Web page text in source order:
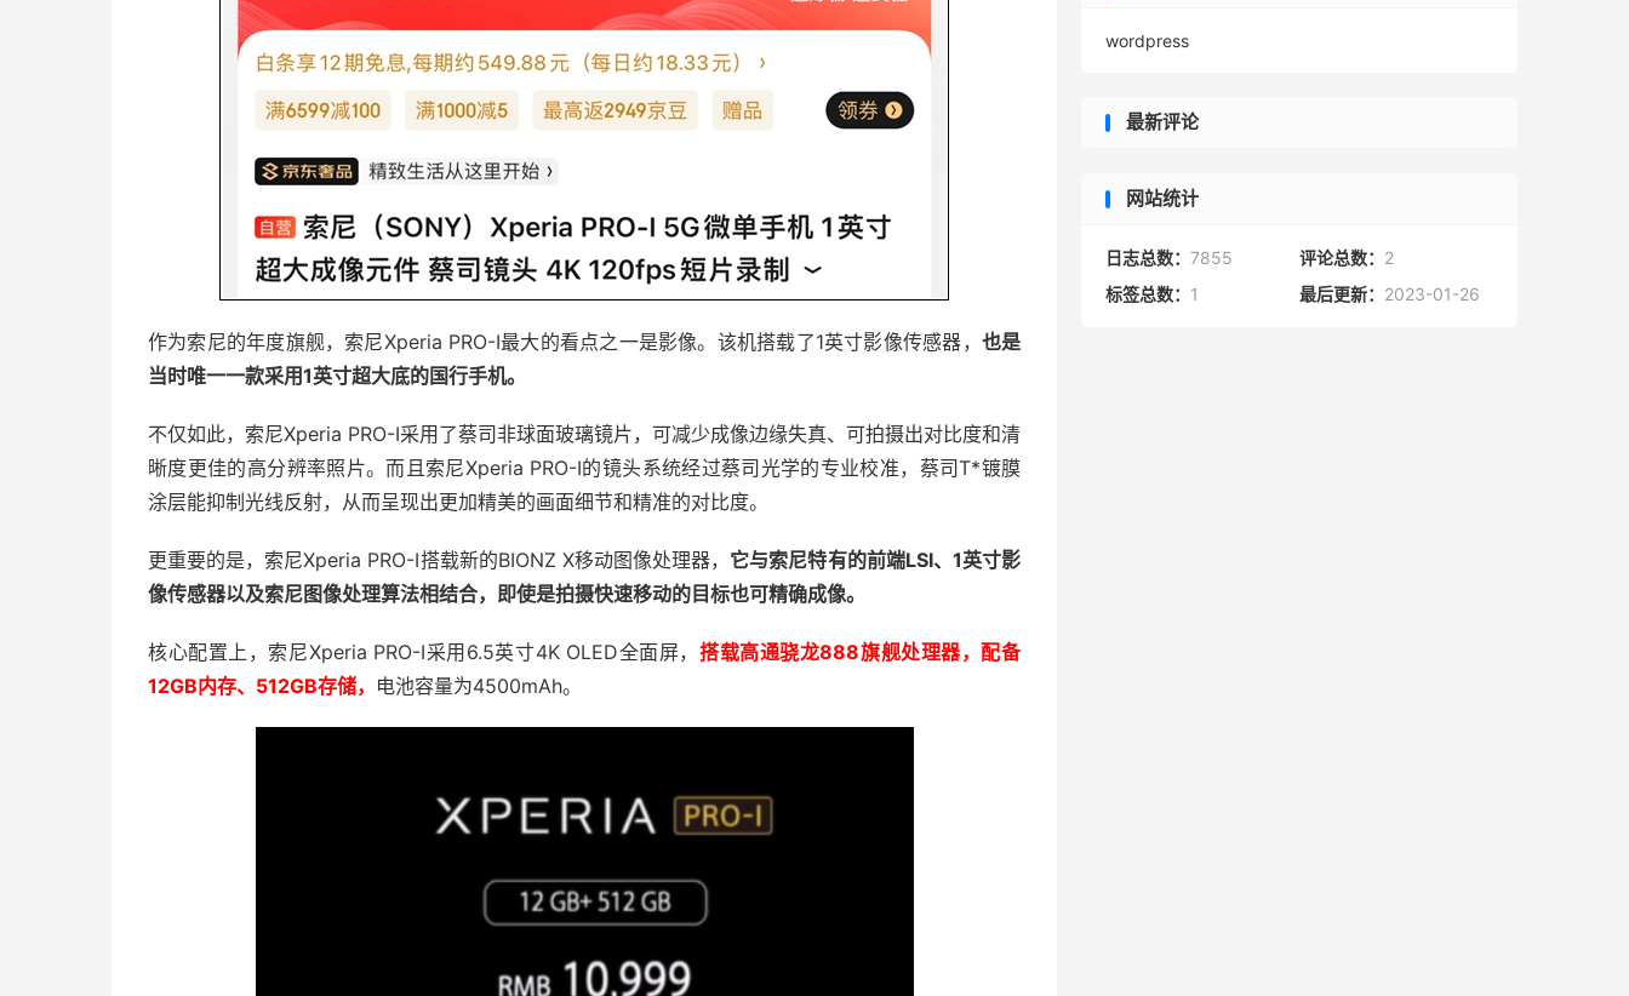
作为索尼的年度旗舰，索尼Xperia PRO-I最大的看点之一是影像。该机搭载了1英寸影像传感器， 也是
当时唯一一款采用1英寸超大底的国行手机。
不仅如此，索尼Xperia PRO-I采用了蔡司非球面玻璃镜片，可减少成像边缘失真、可拍摄出对比度和清
晰度更佳的高分辨率照片。而且索尼Xperia PRO-I的镜头系统经过蔡司光学的专业校准，蔡司T*镀膜
涂层能抑制光线反射，从而呈现出更加精美的画面细节和精准的对比度。
更重要的是，索尼Xperia PRO-I搭载新的BIONZ X移动图像处理器， 它与索尼特有的前端LSI、1英寸影
像传感器以及索尼图像处理算法相结合，即使是拍摄快速移动的目标也可精确成像。
核心配置上，索尼Xperia PRO-I采用6.5英寸4K OLED全面屏， 搭载高通骁龙888旗舰处理器，配备
12GB内存、512GB存储， 电池容量为4500mAh。
wordpress
最新评论
网站统计
日志总数： 7855 评论总数： 2
标签总数： 1 最后更新： 2023-01-26